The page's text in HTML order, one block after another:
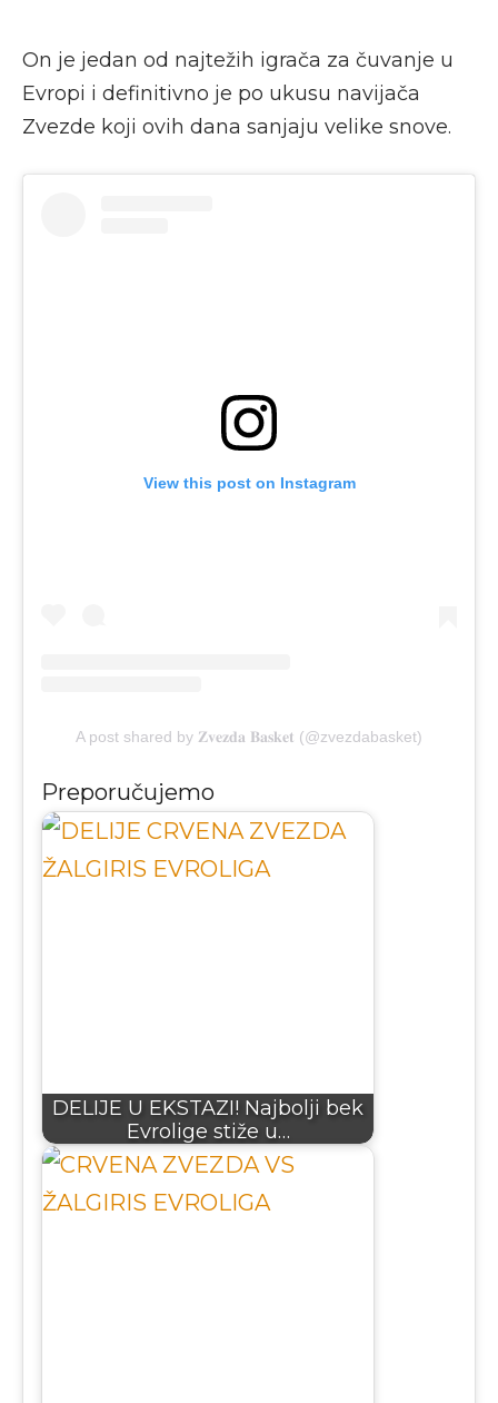
On je jedan od najtežih igrača za čuvanje u
Evropi i definitivno je po ukusu navijača
Zvezde koji ovih dana sanjaju velike snove.
View this post on Instagram
A post shared by 𝐙𝐯𝐞𝐳𝐝𝐚 𝐁𝐚𝐬𝐤𝐞𝐭 (@zvezdabasket)
Preporučujemo
DELIJE U EKSTAZI! Najbolji bek
Evrolige stiže u…